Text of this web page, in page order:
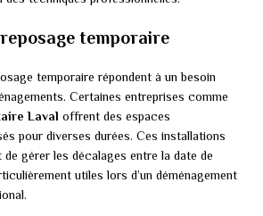
temporaire
temporaire répondent à un besoin
Certaines entreprises comme
Laval offrent des espaces
pour diverses durées. Ces installations
gérer les décalages entre la date de
utiles lors d’un déménagement